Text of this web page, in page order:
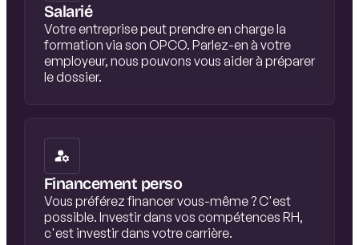
Salarié
Votre entreprise peut prendre en charge la
formation via son OPCO. Parlez-en à votre
employeur, nous pouvons vous aider à préparer
le dossier.
Financement perso
Vous préférez financer vous-même ? C'est
possible. Investir dans vos compétences RH,
c'est investir dans votre carrière.